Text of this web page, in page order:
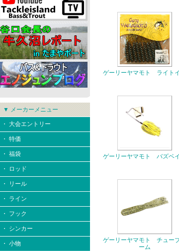
▼ メーカーメニュー
・ 大会エントリー
・ 特価
・ 福袋
・ ロッド
・ リール
・ ライン
・ フック
・ シンカー
・ 小物
ゲーリーヤマモト ライト
ゲーリーヤマモト バズベ
ゲーリーヤマモト チュー
ーム